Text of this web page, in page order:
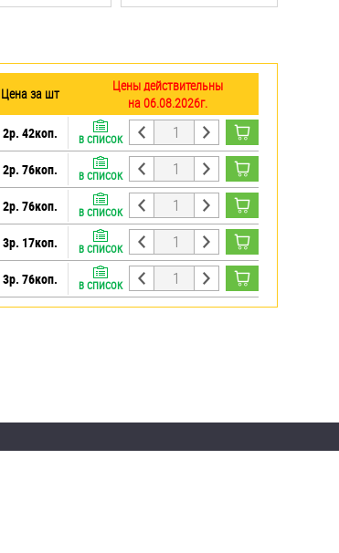
Цена за шт
Цены действительны
на 06.08.2026г.
2р. 42коп. В СПИСОК
2р. 76коп. В СПИСОК
2р. 76коп. В СПИСОК
3р. 17коп. В СПИСОК
3р. 76коп. В СПИСОК